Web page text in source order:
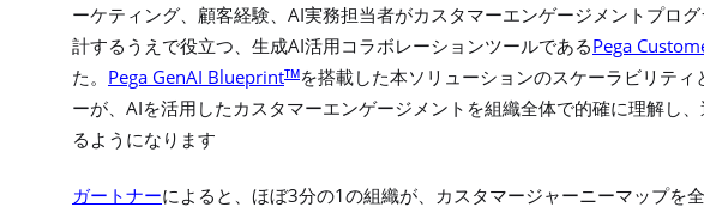
ーケティング、顧客経験、 AI実務担当者がカスタマーエンゲージメントプロ
計するうえで役立つ、生成AI活用コラボレーションツールであるPega
た。 Pega GenAI BlueprintTMを搭載した本ソリューションのスケーラビリティ
ーが、 AIを活用したカスタマーエンゲージメントを組織全体で的確に理解し
るようになります
ガートナーによると、ほぼ3分の1の組織が、カスタマージャーニーマップを